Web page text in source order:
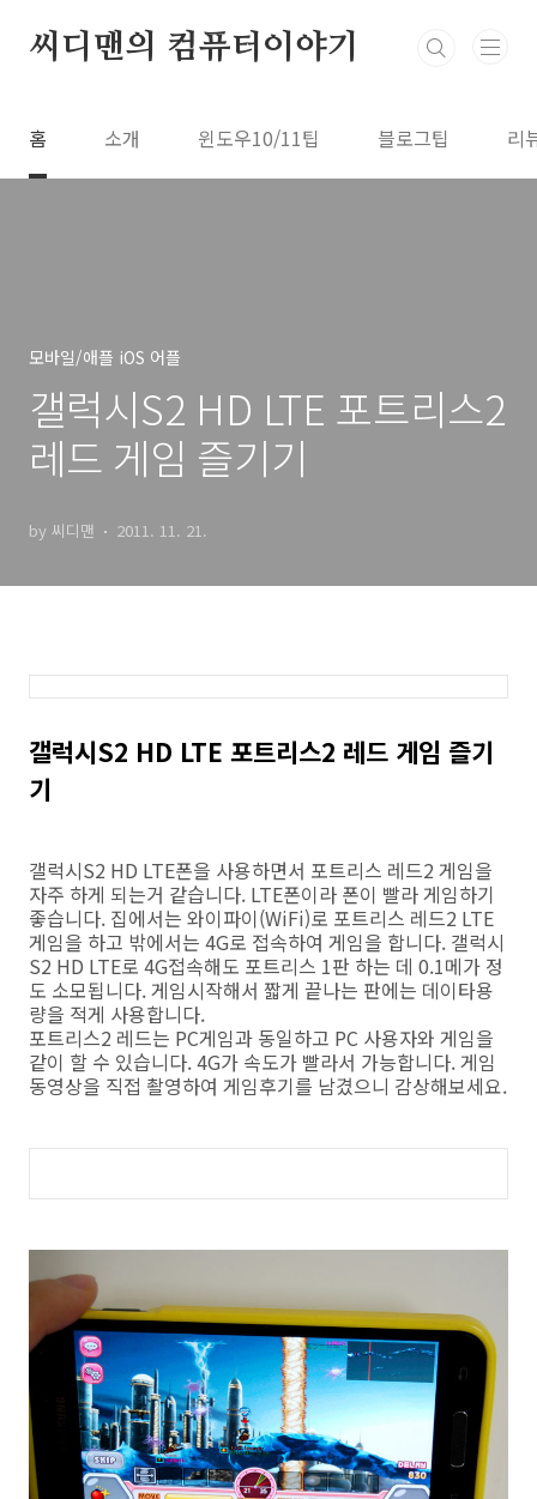
씨디맨의 컴퓨터이야기
홈 소개 윈도우10/11팁 블로그팁 리
모바일/애플 iOS 어플
갤럭시S2 HD LTE 포트리스2
레드 게임 즐기기
by 씨디맨 2011. 11. 21.
갤럭시S2 HD LTE 포트리스2 레드 게임 즐기
기
갤럭시S2 HD LTE폰을 사용하면서 포트리스 레드2 게임을
자주 하게 되는거 같습니다. LTE폰이라 폰이 빨라 게임하기
좋습니다. 집에서는 와이파이(WiFi)로 포트리스 레드2 LTE
게임을 하고 밖에서는 4G로 접속하여 게임을 합니다. 갤럭시
S2 HD LTE로 4G접속해도 포트리스 1판 하는 데 0.1메가 정
도 소모됩니다. 게임시작해서 짧게 끝나는 판에는 데이타용
량을 적게 사용합니다.
포트리스2 레드는 PC게임과 동일하고 PC 사용자와 게임을
같이 할 수 있습니다. 4G가 속도가 빨라서 가능합니다. 게임
동영상을 직접 촬영하여 게임후기를 남겼으니 감상해보세요.